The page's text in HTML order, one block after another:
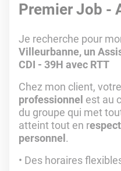
Premier Job -
Je recherche pour
Villeurbanne, un
CDI - 39H avec RTT
Chez mon client, votre
professionnel est au
du groupe qui met
atteint tout en r
personnel .
Des horaires